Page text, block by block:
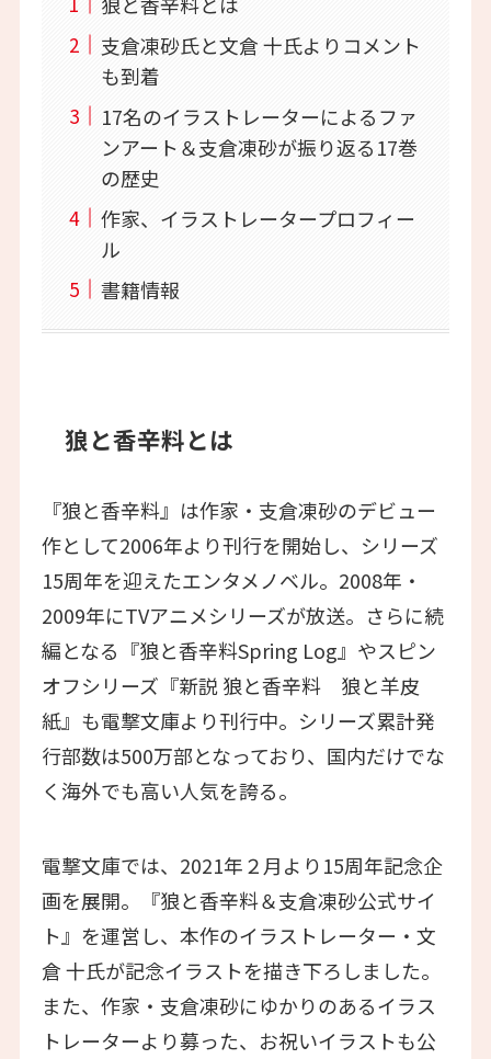
支倉凍砂氏と文倉 十氏よりコメント
も到着
17名のイラストレーターによるファ
ンアート＆支倉凍砂が振り返る17巻
の歴史
作家、イラストレータープロフィー
ル
書籍情報
狼と香辛料とは
『狼と香辛料』は作家・支倉凍砂のデビュー
作として2006年より刊行を開始し、シリーズ
15周年を迎えたエンタメノベル。2008年・
2009年にTVアニメシリーズが放送。さらに続
編となる『狼と香辛料Spring Log』やスピン
オフシリーズ『新説 狼と香辛料 狼と羊皮
紙』も電撃文庫より刊行中。シリーズ累計発
行部数は500万部となっており、国内だけでな
く海外でも高い人気を誇る。
電撃文庫では、2021年２月より15周年記念企
画を展開。『狼と香辛料＆支倉凍砂公式サイ
ト』を運営し、本作のイラストレーター・文
倉 十氏が記念イラストを描き下ろしました。
また、作家・支倉凍砂にゆかりのあるイラス
トレーターより募った、お祝いイラストも公